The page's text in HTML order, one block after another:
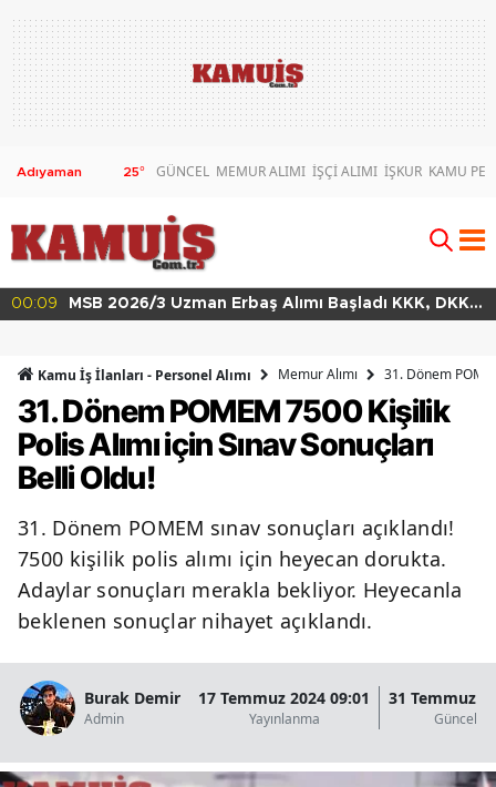
25° GÜNCEL MEMUR ALIMI İŞÇİ ALIMI İŞKUR KAMU
00:09
MSB 2026/3 Uzman Erbaş Alımı Başladı KKK, DKK
Kamu İş İlanları - Personel Alımı Memur Alımı 31. Dönem
31. Dönem POMEM 7500 Kişilik
Polis Alımı için Sınav Sonuçları
Belli Oldu!
31. Dönem POMEM sınav sonuçları açıklandı!
7500 kişilik polis alımı için heyecan dorukta.
Adaylar sonuçları merakla bekliyor. Heyecanla
beklenen sonuçlar nihayet açıklandı.
Burak Demir
Admin
17 Temmuz 2024 09:01
Yayınlanma
31 Temmuz